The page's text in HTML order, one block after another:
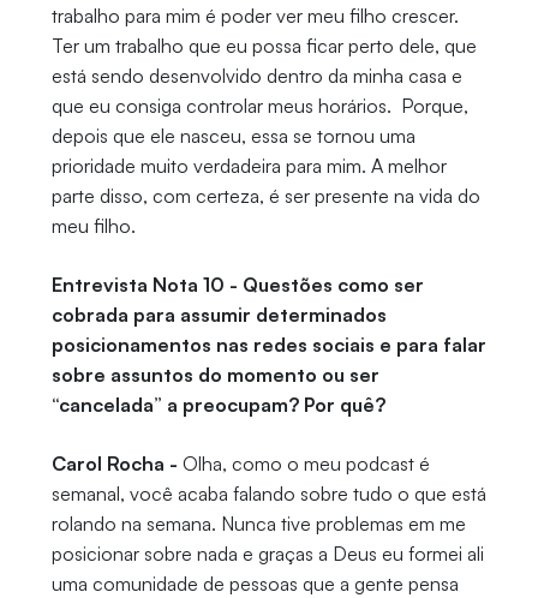
trabalho para mim é poder ver meu filho crescer.
Ter um trabalho que eu possa ficar perto dele, que
está sendo desenvolvido dentro da minha casa e
que eu consiga controlar meus horários. Porque,
depois que ele nasceu, essa se tornou uma
prioridade muito verdadeira para mim. A melhor
parte disso, com certeza, é ser presente na vida do
meu filho.
Entrevista Nota 10 - Questões como ser
cobrada para assumir determinados
posicionamentos nas redes sociais e para falar
sobre assuntos do momento ou ser
“cancelada” a preocupam? Por quê?
Carol Rocha - Olha, como o meu podcast é
semanal, você acaba falando sobre tudo o que está
rolando na semana. Nunca tive problemas em me
posicionar sobre nada e graças a Deus eu formei ali
uma comunidade de pessoas que a gente pensa